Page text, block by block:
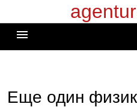
к
содержимому
menu
Еще один физик